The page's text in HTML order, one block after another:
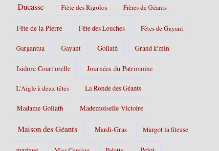
Ducasse Fiète des Rigolos Frères de Géants
Fête de la Pierre Fête des Louches Fêtes de Gayant
Gargantua Gayant Goliath Grand k'min
Isidore Court'orelle Journées du Patrimoine
L'Aigle à deux têtes La Ronde des Géants
Madame Goliath Mademoiselle Victoire
Maison des Géants Mardi-Gras Margot la fileuse